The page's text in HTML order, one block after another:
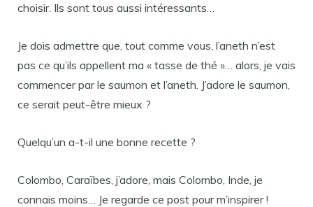
choisir. Ils sont tous aussi intéressants…
Je dois admettre que, tout comme vous, l’aneth n’est
pas ce qu’ils appellent ma « tasse de thé »… alors, je vais
commencer par le saumon et l’aneth. J’adore le saumon,
ce serait peut-être mieux ?
Quelqu’un a-t-il une bonne recette ?
Colombo, Caraïbes, j’adore, mais Colombo, Inde, je
connais moins… Je regarde ce post pour m’inspirer !